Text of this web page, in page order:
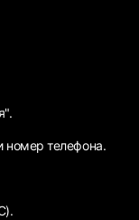
номер телефона.